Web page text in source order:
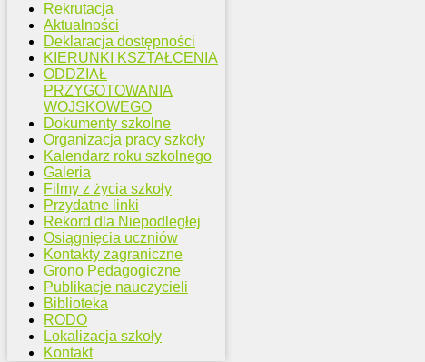
Rekrutacja
Aktualności
Deklaracja dostępności
KIERUNKI KSZTAŁCENIA
ODDZIAŁ
PRZYGOTOWANIA
WOJSKOWEGO
Dokumenty szkolne
Organizacja pracy szkoły
Kalendarz roku szkolnego
Galeria
Filmy z życia szkoły
Przydatne linki
Rekord dla Niepodległej
Osiągnięcia uczniów
Kontakty zagraniczne
Grono Pedagogiczne
Publikacje nauczycieli
Biblioteka
RODO
Lokalizacja szkoły
Kontakt